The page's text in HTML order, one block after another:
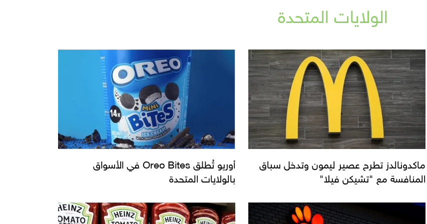
الولايات المتحدة
أوريو تُطلق Oreo Bites في الأسواق
بالولايات المتحدة
ماكدونالدز تطرح عصير ليمون وتدخل سباق
المنافسة مع "تشيكن فيلا"